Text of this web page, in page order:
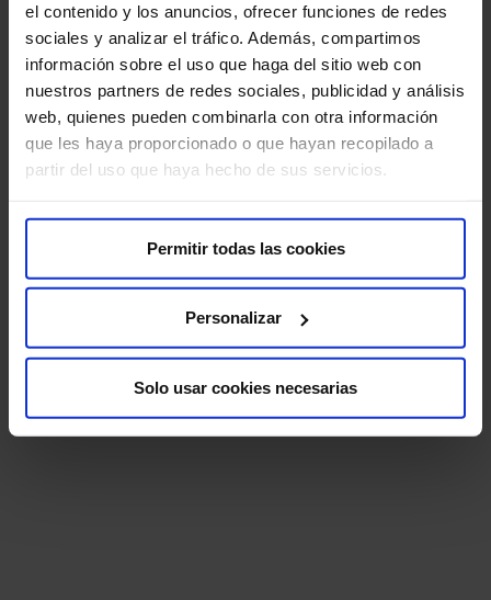
el contenido y los anuncios, ofrecer funciones de redes
sociales y analizar el tráfico. Además, compartimos
información sobre el uso que haga del sitio web con
nuestros partners de redes sociales, publicidad y análisis
web, quienes pueden combinarla con otra información
que les haya proporcionado o que hayan recopilado a
partir del uso que haya hecho de sus servicios.
Permitir todas las cookies
Personalizar
Solo usar cookies necesarias